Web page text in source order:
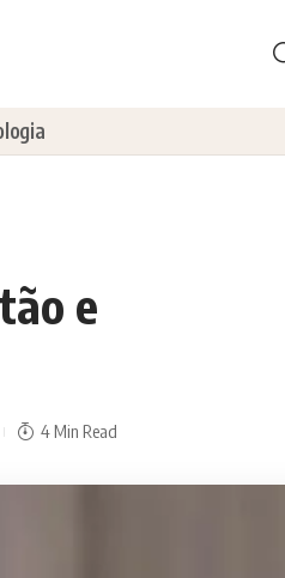
e
4 Min Read